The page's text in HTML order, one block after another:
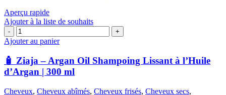
Aperçu rapide
Ajouter à la liste de souhaits
quantité
de
Ziaja
–
Argan
Ajouter au panier
🧴 Ziaja – Argan Oil Shampoing Lissant à l’Huile
d’Argan | 300 ml
Cheveux, Cheveux abîmés, Cheveux frisés, Cheveux secs,